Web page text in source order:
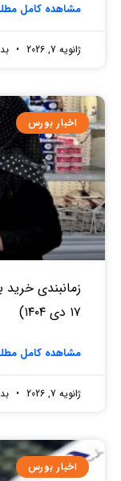
مشاهده کامل
ژانویه 7, 2026
اخبار بورس
زمانبندی خرید
۱۷ دی ۱۴۰۴)
مشاهده کامل
ژانویه 7, 2026
اخبار بورس